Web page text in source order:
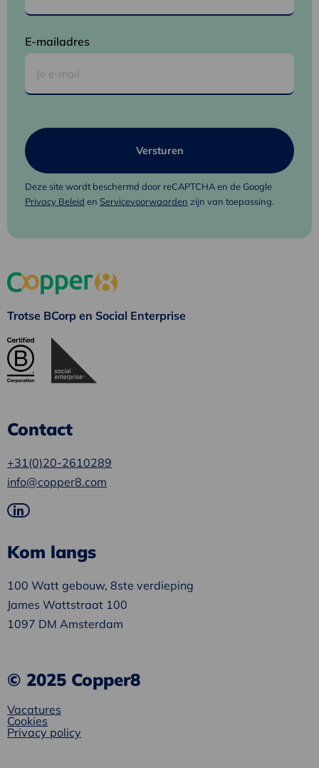
E-mailadres
Deze site wordt beschermd door reCAPTCHA en de Google
Privacy Beleid en Servicevoorwaarden zijn van toepassing.
Trotse BCorp en Social Enterprise
Contact
+31(0)20-2610289
info@copper8.com
Ga
LinkedIn
Kom langs
100 Watt gebouw, 8ste verdieping
James Wattstraat 100
1097 DM Amsterdam
© 2025 Copper8
Vacatures
Cookies
Privacy policy